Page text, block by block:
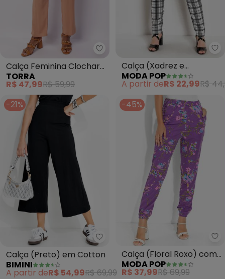
Torra - Calça Feminina
Calça Feminina Clochard
Viscose (Rosê)
TORRA
R$ 47,99R$ 59,99
Calça (Xadrez e
Branca)Com Faixa na
Cintura
MODA POP
A partir deR$ 22,99R$
-21%
Bimini - Calça (Preto) em
Calça (Preto) em Cotton
BIMINI
A partir deR$ 54,99R$ 69,99
-45%
Calça (Floral Roxo) com
Bolsos Funcionais
MODA POP
R$ 37,99R$ 69,99